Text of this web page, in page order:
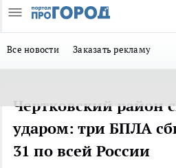
Все новости Заказать рекламу
Чертковский район
ударом: три БПЛА
31 по всей России